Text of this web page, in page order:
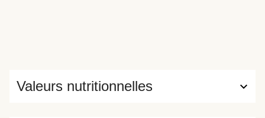
Valeurs nutritionnelles